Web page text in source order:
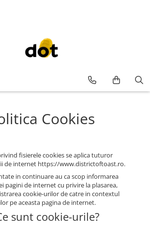
Cookies
fisierele cookies se aplica tuturor
de internet https://www.districtoftoast.ro.
in continuare au ca scop informarea
pagini de internet cu privire la plasarea,
cookie-urilor de catre in contextul
pe aceasta pagina de internet.
sunt cookie-urile?